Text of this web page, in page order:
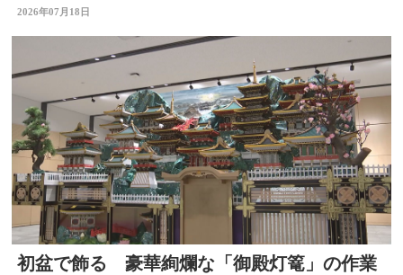
2026年07月18日
初盆で飾る 豪華絢爛な「御殿灯篭」の作業